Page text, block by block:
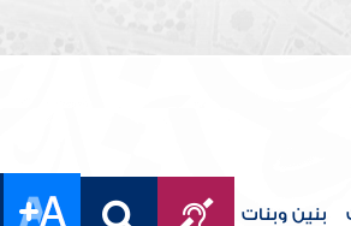
بنين وبنات